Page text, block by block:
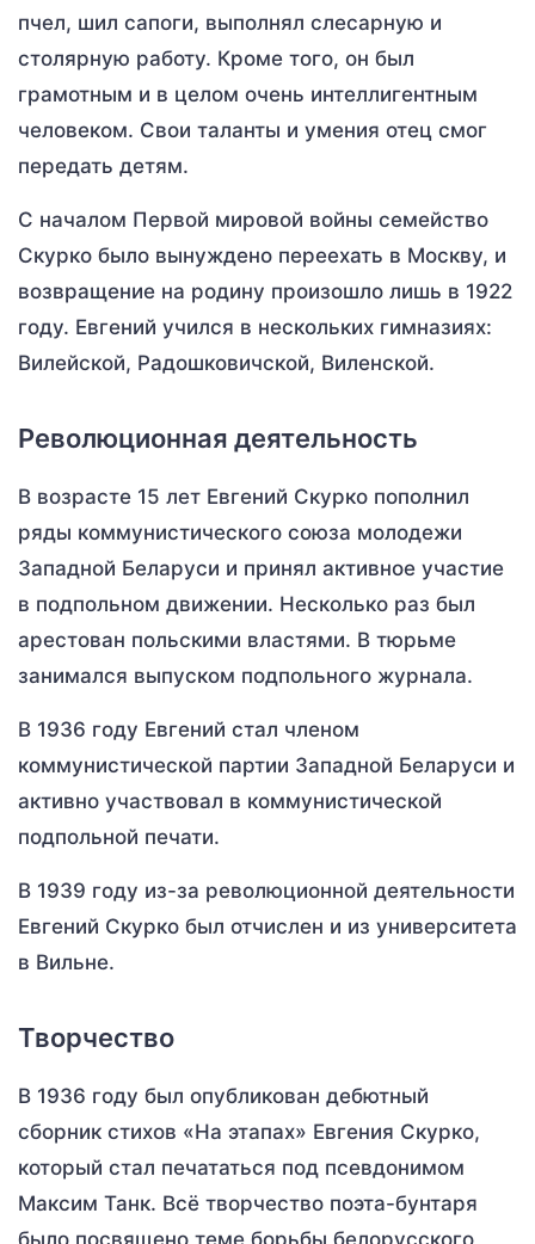
пчел, шил сапоги, выполнял слесарную и
столярную работу. Кроме того, он был
грамотным и в целом очень интеллигентным
человеком. Свои таланты и умения отец смог
передать детям.
С началом Первой мировой войны семейство
Скурко было вынуждено переехать в Москву, и
возвращение на родину произошло лишь в 1922
году. Евгений учился в нескольких гимназиях:
Вилейской, Радошковичской, Виленской.
Революционная деятельность
В возрасте 15 лет Евгений Скурко пополнил
ряды коммунистического союза молодежи
Западной Беларуси и принял активное участие
в подпольном движении. Несколько раз был
арестован польскими властями. В тюрьме
занимался выпуском подпольного журнала.
В 1936 году Евгений стал членом
коммунистической партии Западной Беларуси и
активно участвовал в коммунистической
подпольной печати.
В 1939 году из-за революционной деятельности
Евгений Скурко был отчислен и из университета
в Вильне.
Творчество
В 1936 году был опубликован дебютный
сборник стихов «На этапах» Евгения Скурко,
который стал печататься под псевдонимом
Максим Танк. Всё творчество поэта-бунтаря
было посвящено теме борьбы белорусского